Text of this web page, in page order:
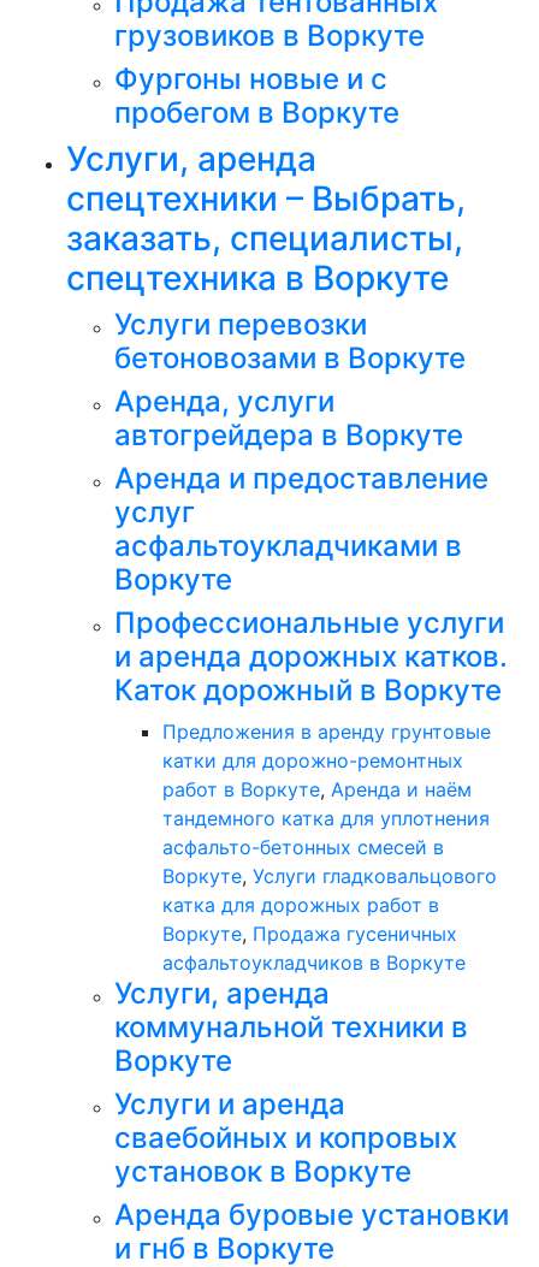
грузовиков в Воркуте
Фургоны новые и с
пробегом в Воркуте
Услуги, аренда
спецтехники – Выбрать,
заказать, специалисты,
спецтехника в Воркуте
Услуги перевозки
бетоновозами в Воркуте
Аренда, услуги
автогрейдера в Воркуте
Аренда и предоставление
услуг
асфальтоукладчиками в
Воркуте
Профессиональные услуги
и аренда дорожных катков.
Каток дорожный в Воркуте
Предложения в аренду грунтовые
катки для дорожно-ремонтных
работ в Воркуте, Аренда и наём
тандемного катка для уплотнения
асфальто-бетонных смесей в
Воркуте, Услуги гладковальцового
катка для дорожных работ в
Воркуте, Продажа гусеничных
асфальтоукладчиков в Воркуте
Услуги, аренда
коммунальной техники в
Воркуте
Услуги и аренда
сваебойных и копровых
установок в Воркуте
Аренда буровые установки
и гнб в Воркуте